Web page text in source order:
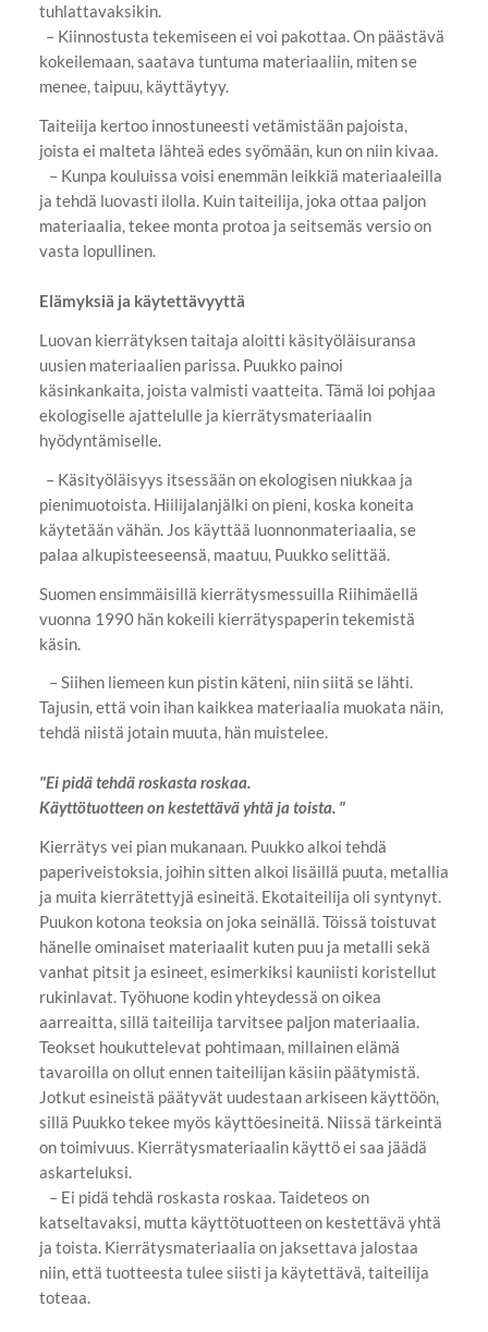
tuhlattavaksikin.
– Kiinnostusta tekemiseen ei voi pakottaa. On päästävä
kokeilemaan, saatava tuntuma materiaaliin, miten se
menee, taipuu, käyttäytyy.
Taiteiija kertoo innostuneesti vetämistään pajoista,
joista ei malteta lähteä edes syömään, kun on niin kivaa.
– Kunpa kouluissa voisi enemmän leikkiä materiaaleilla
ja tehdä luovasti ilolla. Kuin taiteilija, joka ottaa paljon
materiaalia, tekee monta protoa ja seitsemäs versio on
vasta lopullinen.
Elämyksiä ja käytettävyyttä
Luovan kierrätyksen taitaja aloitti käsityöläisuransa
uusien materiaalien parissa. Puukko painoi
käsinkankaita, joista valmisti vaatteita. Tämä loi pohjaa
ekologiselle ajattelulle ja kierrätysmateriaalin
hyödyntämiselle.
– Käsityöläisyys itsessään on ekologisen niukkaa ja
pienimuotoista. Hiilijalanjälki on pieni, koska koneita
käytetään vähän. Jos käyttää luonnonmateriaalia, se
palaa alkupisteeseensä, maatuu, Puukko selittää.
Suomen ensimmäisillä kierrätysmessuilla Riihimäellä
vuonna 1990 hän kokeili kierrätyspaperin tekemistä
käsin.
– Siihen liemeen kun pistin käteni, niin siitä se lähti.
Tajusin, että voin ihan kaikkea materiaalia muokata näin,
tehdä niistä jotain muuta, hän muistelee.
"Ei pidä tehdä roskasta roskaa.
Käyttötuotteen on kestettävä yhtä ja toista. "
Kierrätys vei pian mukanaan. Puukko alkoi tehdä
paperiveistoksia, joihin sitten alkoi lisäillä puuta, metallia
ja muita kierrätettyjä esineitä. Ekotaiteilija oli syntynyt.
Puukon kotona teoksia on joka seinällä. Töissä toistuvat
hänelle ominaiset materiaalit kuten puu ja metalli sekä
vanhat pitsit ja esineet, esimerkiksi kauniisti koristellut
rukinlavat. Työhuone kodin yhteydessä on oikea
aarreaitta, sillä taiteilija tarvitsee paljon materiaalia.
Teokset houkuttelevat pohtimaan, millainen elämä
tavaroilla on ollut ennen taiteilijan käsiin päätymistä.
Jotkut esineistä päätyvät uudestaan arkiseen käyttöön,
sillä Puukko tekee myös käyttöesineitä. Niissä tärkeintä
on toimivuus. Kierrätysmateriaalin käyttö ei saa jäädä
askarteluksi.
– Ei pidä tehdä roskasta roskaa. Taideteos on
katseltavaksi, mutta käyttötuotteen on kestettävä yhtä
ja toista. Kierrätysmateriaalia on jaksettava jalostaa
niin, että tuotteesta tulee siisti ja käytettävä, taiteilija
toteaa.